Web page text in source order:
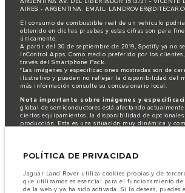
ARGENTINA AV. DEL LIBERTADOR 1513/31 - VICENTE
AIRES - ARGENTINA. EMAIL:
El consumo de combustible real de un vehículo
obtenido en dichas pruebas y estas cifras son para
únicamente.
A partir del 30 de septiembre de 2019, Spotify ya no
InControl Apps. Como medio preferido por los
través del Smartphone Pack.
*Las imágenes y especificaciones mostradas son de
ilustrativo y pueden no reflejar la disponibilidad del
más información consulte su concesionario local.
Nota importante sobre imágenes y
global de semiconductores está afectando
ciertos equipamientos, la disponibilidad de
producción. Esta es una situación muy dinámica y
distribuidor de su preferencia, quien podrá dar a
únicamente en las especificaciones e imágenes
Jaguar Land Rover Limited busca constantemente
POLÍTICA DE PRIVACIDAD
Jaguar Land Rover utiliza cookies propias y de
que utilizamos es esencial para el funcionamiento de
de la web y ya ha sido activada. Si lo deseas,